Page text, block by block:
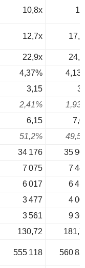
10,8x
12,7x
22,9x
4,37%
3,15
2,41%
6,15
51,2%
34 176
35
7 075
7
6 017
6
3 477
4
3 561
9
130,72
555 118 560